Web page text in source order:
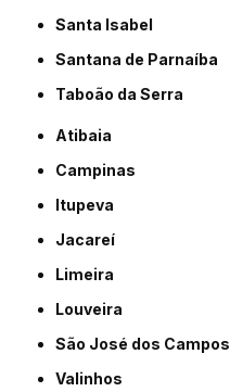
Santa Isabel
Santana de Parnaíba
Taboão da Serra
Atibaia
Campinas
Itupeva
Jacareí
Limeira
Louveira
São José dos Campos
Valinhos